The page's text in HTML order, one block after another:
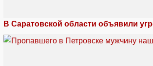
В Саратовской области объявили